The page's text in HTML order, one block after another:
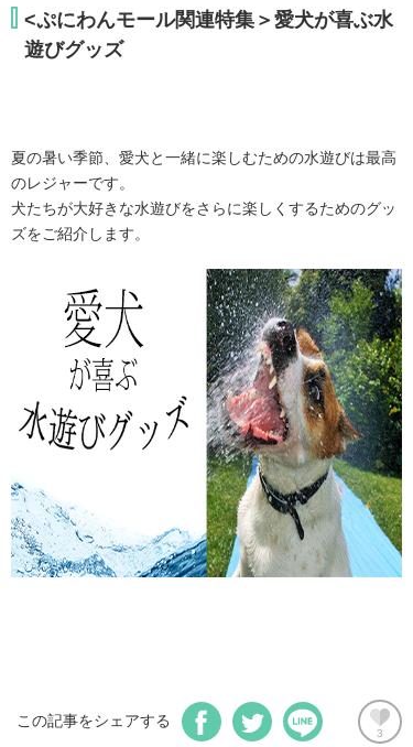
<ぷにわんモール関連特集＞愛犬が喜ぶ水
遊びグッズ
夏の暑い季節、愛犬と一緒に楽しむための水遊びは最高
のレジャーです。
犬たちが大好きな水遊びをさらに楽しくするためのグッ
ズをご紹介します。
この記事をシェアする
3